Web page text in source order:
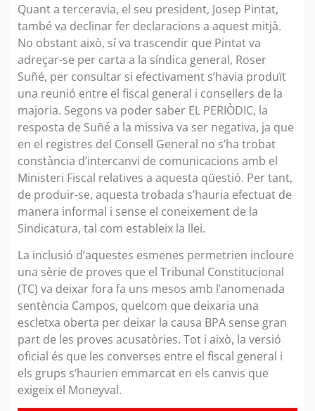
Quant a terceravia, el seu president, Josep Pintat,
també va declinar fer declaracions a aquest mitjà.
No obstant això, sí va trascendir que Pintat va
adreçar-se per carta a la síndica general, Roser
Suñé, per consultar si efectivament s’havia produït
una reunió entre el fiscal general i consellers de la
majoria. Segons va poder saber EL PERIÒDIC, la
resposta de Suñé a la missiva va ser negativa, ja que
en el registres del Consell General no s’ha trobat
constància d’intercanvi de comunicacions amb el
Ministeri Fiscal relatives a aquesta qüestió. Per tant,
de produir-se, aquesta trobada s’hauria efectuat de
manera informal i sense el coneixement de la
Sindicatura, tal com estableix la llei.
La inclusió d’aquestes esmenes permetrien incloure
una sèrie de proves que el Tribunal Constitucional
(TC) va deixar fora fa uns mesos amb l’anomenada
sentència Campos, quelcom que deixaria una
escletxa oberta per deixar la causa BPA sense gran
part de les proves acusatòries. Tot i això, la versió
oficial és que les converses entre el fiscal general i
els grups s’haurien emmarcat en els canvis que
exigeix el Moneyval.